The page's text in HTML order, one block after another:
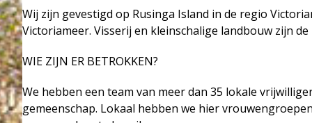
Wij zijn gevestigd op Rusinga Island in de regio
Victoriameer. Visserij en kleinschalige landbouw zijn
WIE ZIJN ER BETROKKEN?
We hebben een team van meer dan 35 lokale
gemeenschap. Lokaal hebben we hier